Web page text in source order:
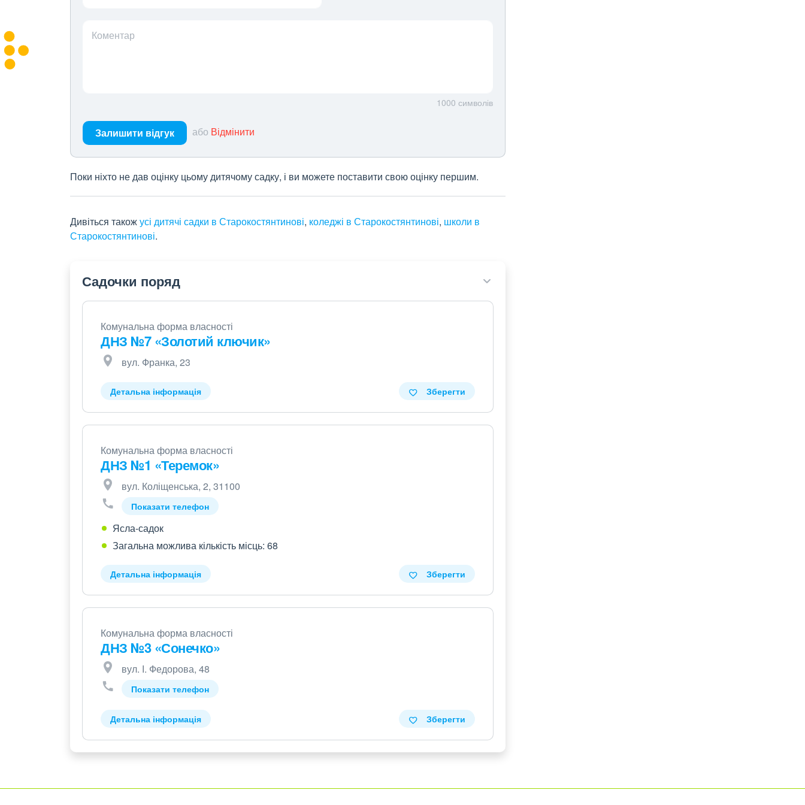
Коментар
1000 символів
Залишити відгук або Відмінити
Поки ніхто не дав оцінку цьому дитячому садку, і ви можете поставити свою оцінку першим.
Дивіться такожусі дитячі садки в Старокостянтинові, коледжі в Старокостянтинові, школи в
Старокостянтинові.
Садочки поряд
Комунальна форма власності
ДНЗ №7 «Золотий ключик»
вул. Франка, 23
Детальна інформація Зберегти
Комунальна форма власності
ДНЗ №1 «Теремок»
вул. Коліщенська, 2, 31100
Показати телефон
Ясла-садок
Загальна можлива кількість місць: 68
Детальна інформація Зберегти
Комунальна форма власності
ДНЗ №3 «Сонечко»
вул. І. Федорова, 48
Показати телефон
Детальна інформація Зберегти